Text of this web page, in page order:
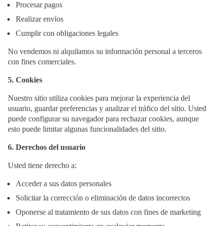
Procesar pagos
Realizar envíos
Cumplir con obligaciones legales
No vendemos ni alquilamos su información personal a terceros
con fines comerciales.
5. Cookies
Nuestro sitio utiliza cookies para mejorar la experiencia del
usuario, guardar preferencias y analizar el tráfico del sitio. Usted
puede configurar su navegador para rechazar cookies, aunque
esto puede limitar algunas funcionalidades del sitio.
6. Derechos del usuario
Usted tiene derecho a:
Acceder a sus datos personales
Solicitar la corrección o eliminación de datos incorrectos
Oponerse al tratamiento de sus datos con fines de marketing